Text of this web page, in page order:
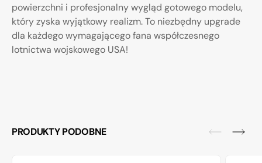
powierzchni i profesjonalny wygląd gotowego modelu,
który zyska wyjątkowy realizm. To niezbędny upgrade
dla każdego wymagającego fana współczesnego
lotnictwa wojskowego USA!
PRODUKTY PODOBNE